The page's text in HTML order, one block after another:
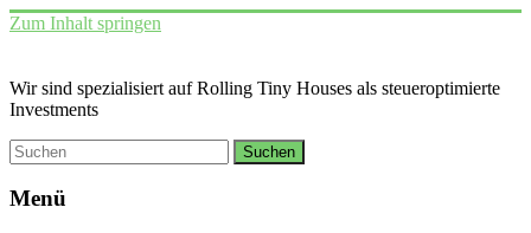
Zum Inhalt springen
Wir sind spezialisiert auf Rolling Tiny Houses als steueroptimierte
Investments
Menü